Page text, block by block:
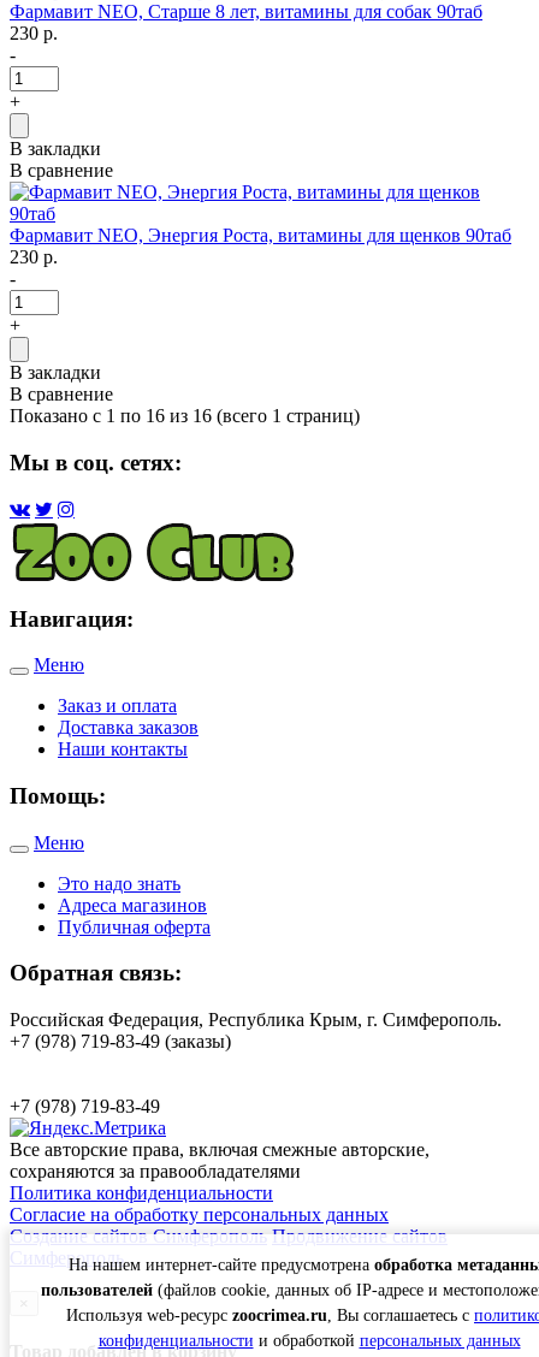
На нашем интернет-сайте предусмотрена обработка
пользователей (файлов cookie, данных об IP-адресе и
Используя web-ресурс zoocrimea.ru, Вы соглашаетесь с
конфиденциальности и обработкой персональных данных
Фармавит NEO, Старше 8 лет, витамины для собак 90таб
230 р.
-
+
В закладки
В сравнение
Фармавит NEO, Энергия Роста, витамины для щенков 90таб
230 р.
-
+
В закладки
В сравнение
Показано с 1 по 16 из 16 (всего 1 страниц)
Мы в соц. сетях:
Навигация:
Toggle
navigation
Меню
Заказ и оплата
Доставка заказов
Наши контакты
Помощь:
Toggle
navigation
Меню
Это надо знать
Адреса магазинов
Публичная оферта
Обратная связь:
Российская Федерация, Республика Крым, г. Симферополь.
+7 (978) 719-83-49 (заказы)
+7 (978) 719-83-49
Все авторские права, включая смежные авторские,
сохраняются за правообладателями
Политика конфиденциальности
Согласие на обработку персональных данных
Создание сайтов Симферополь Продвижение сайтов
Симферополь
Товар добавлен в корзину